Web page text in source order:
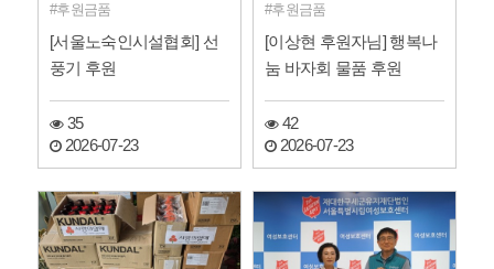
후원금품
[서울노숙인시설협회] 선
풍기 후원
35
2026-07-23
후원금품
[이상현 후원자님] 행복나
눔 바자회 물품 후원
42
2026-07-23